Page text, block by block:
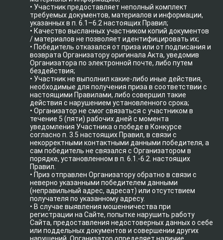
• Участник предоставляет неполный комплект
требуемых документов, материалов и информации,
указанных в п. 6.1–6.2 настоящих Правил;
• Качество высланных участником копий документов
/ материалов не позволяет идентифицировать их;
• Победитель отказался от приза или от подписания и
возврата Организатору оригинала Акта, уведомив
Организатора по электронной почте, либо путем
бездействия;
• Участник не выполнил какие-либо иные действия,
необходимые для получения приза в соответствии с
настоящими Правилами, либо совершил такие
действия с нарушением установленного срока;
• Организатор не смог связаться с участником в
течение 5 (пяти) рабочих дней с момента
уведомления Участника о победе в Конкурсе
согласно п. 3.5 настоящих Правил, в связи с
некорректными контактными данными победителя, а
сам победитель не связался с Организатором в
порядке, установленном в п. 6.1.-6.2. настоящих
Правил.
• Приз отправлен Организатору обратно в связи с
неверно указанными победителем данными
(неправильный адрес, адресат) или отсутствием
получателя по указанному адресу.
• В случае выявления мошенничества при
регистрации на Сайте, попытке нарушить работу
Сайта, предоставления недостоверных данных о себе
или поддельных документов и совершении других